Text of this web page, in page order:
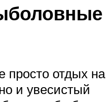
просто отдых на
и увесистый